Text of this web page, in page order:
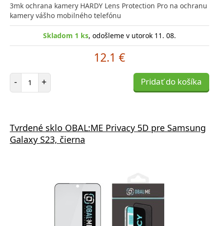
3mk ochrana kamery HARDY Lens Protection Pro na ochranu
kamery vášho mobilného telefónu
Skladom 1 ks, odošleme v utorok 11. 08.
12.1 €
- Počet položiek
+ Pridať do košíka
Tvrdené sklo OBAL:ME Privacy 5D pre Samsung
Galaxy S23, čierna